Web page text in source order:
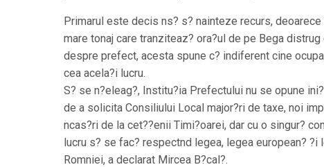
Primarul este decis ns? s? nainteze recurs, deoarece
mare tonaj care tranziteaz? ora?ul de pe Bega distrug
despre prefect, acesta spune c? indiferent cine
cea acela?i lucru.
S? se n?eleag?, Institu?ia Prefectului nu se opune
de a solicita Consiliului Local major?ri de taxe, noi
ncas?ri de la cet??enii Timi?oarei, dar cu o singur?
lucru s? se fac? respectnd legea, legea european? ?i
Romniei, a declarat Mircea B?cal?.